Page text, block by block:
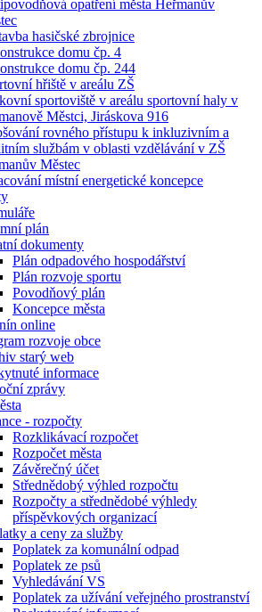
opatření města Heřmanův
hasičské zbrojnice
domu čp. 4
domu čp. 244
hřiště v areálu ZŠ
sportoviště v areálu sportovní haly v
Městci, Jiráskova 916
rovného přístupu k inkluzivním a
službám v oblasti vzdělávání v ZŠ
Městec
místní energetické koncepce
plán
dokumenty
Plán odpadového hospodářství
Plán rozvoje sportu
Povodňový plán
Koncepce města
online
rozvoje obce
starý web
informace
zprávy
- rozpočty
Rozklikávací rozpočet
Rozpočet města
Závěrečný účet
Střednědobý výhled rozpočtu
Rozpočty a střednědobé výhledy
příspěvkových organizací
a ceny za služby
Poplatek za komunální odpad
Poplatek ze psů
Vyhledávání VS
Poplatek za užívání veřejného prostranství